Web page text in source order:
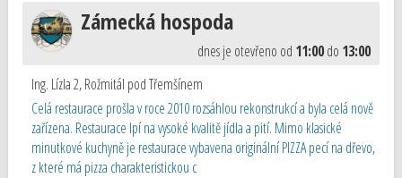
Zámecká hospoda
dnes je otevřeno od 11:00do 13:00
Ing. Lízla 2,Rožmitál pod Třemšínem
Celá restaurace prošla v roce 2010 rozsáhlou rekonstrukcí a byla celá nově
zařízena. Restaurace lpí na vysoké kvalitě jídla a pití. Mimo klasické
minutkové kuchyně je restaurace vybavena originální PIZZA pecí na dřevo,
z které má pizza charakteristickou c